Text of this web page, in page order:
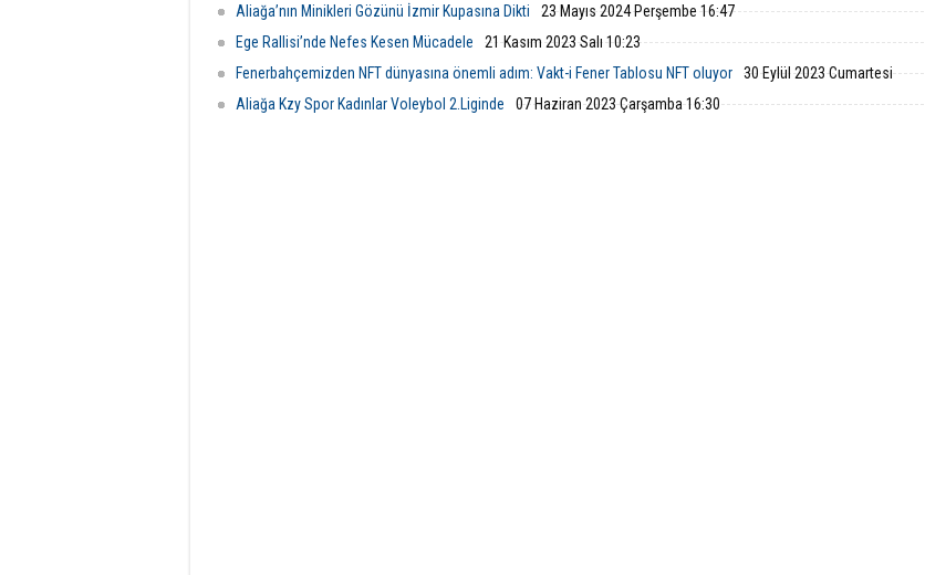
Aliağa’nın Minikleri Gözünü İzmir Kupasına Dikti
23 Mayıs 2024 Perşembe 16:47
Ege Rallisi’nde Nefes Kesen Mücadele
21 Kasım 2023 Salı 10:23
Fenerbahçemizden NFT dünyasına önemli adım: Vakt-i Fener Tablosu NFT oluyor
30 Eylül 2023 Cumartesi
11:01
Aliağa Kzy Spor Kadınlar Voleybol 2.Liginde 07 Haziran 2023 Çarşamba 16:30